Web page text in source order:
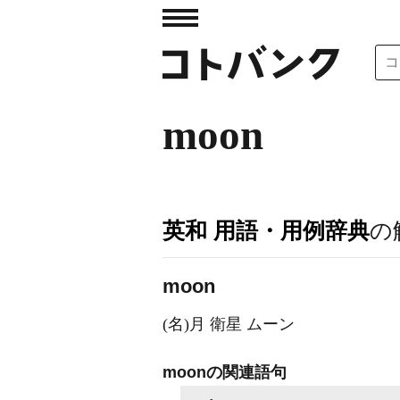
moon
英和 用語・用例辞典の
moon
(名)月 衛星 ムーン
moonの関連語句